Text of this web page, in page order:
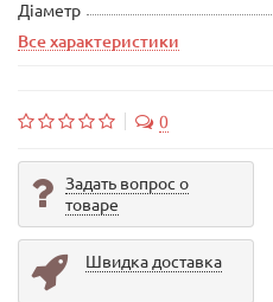
Діаметр
Все характеристики
0
Задать вопрос о
товаре
Швидка доставка